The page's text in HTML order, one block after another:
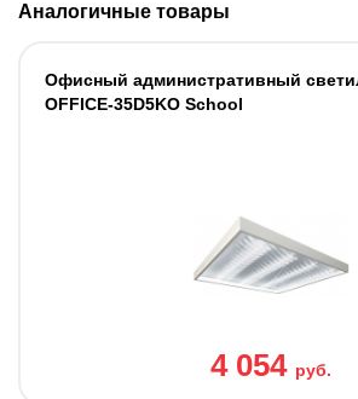
Аналогичные товары
Офисный административный
OFFICE-35D5KO School
4 054 руб.